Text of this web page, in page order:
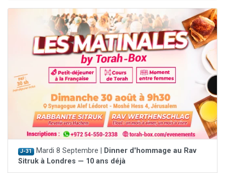
J-31 Mardi 8 Septembre |
Dinner d'hommage au Rav
Sitruk à Londres — 10 ans déjà